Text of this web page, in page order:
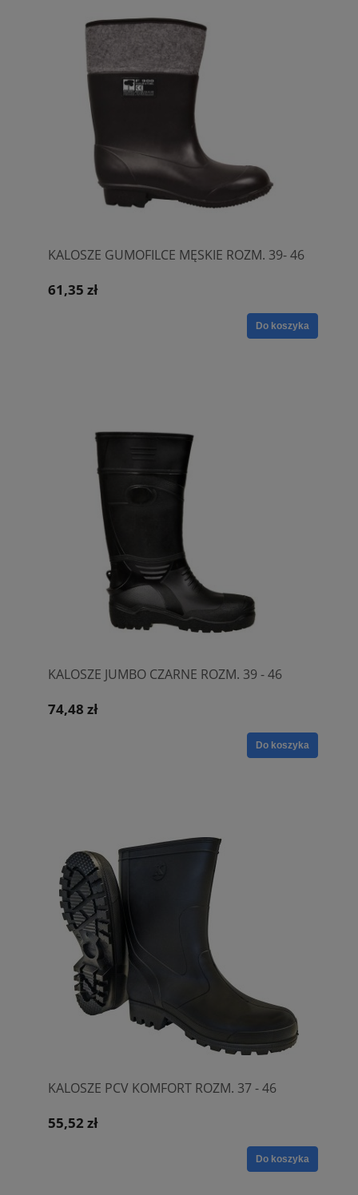
KALOSZE GUMOFILCE MĘSKIE ROZM. 39- 46
61,35 zł
Do koszyka
KALOSZE JUMBO CZARNE ROZM. 39 - 46
74,48 zł
Do koszyka
KALOSZE PCV KOMFORT ROZM. 37 - 46
55,52 zł
Do koszyka